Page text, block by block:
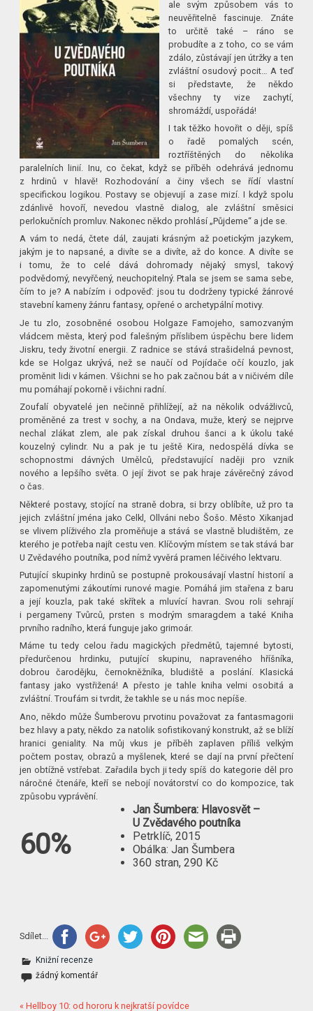
ale svým způsobem vás to
neuvěřitelně fascinuje. Znáte
to určitě také – ráno se
probudíte a z toho, co se vám
zdálo, zůstávají jen útržky a ten
zvláštní osudový pocit… A teď
si představte, že někdo
všechny ty vize zachytí,
shromáždí, uspořádá!
I tak těžko hovořit o ději, spíš
o řadě pomalých scén,
roztříštěných do několika
paralelních linií. Inu, co čekat, když se příběh odehrává jednomu
z hrdinů v hlavě! Rozhodování a činy všech se řídí vlastní
specifickou logikou. Postavy se objevují a zase mizí. I když spolu
zdánlivě hovoří, nevedou vlastně dialog, ale zvláštní směsici
perlokučních promluv. Nakonec někdo prohlásí „Půjdeme“ a jde se.
A vám to nedá, čtete dál, zaujati krásným až poetickým jazykem,
jakým je to napsané, a divíte se a divíte, až do konce. A divíte se
i tomu, že to celé dává dohromady nějaký smysl, takový
podvědomý, nevyřčený, neuchopitelný. Ptala se jsem se sama sebe,
čím to je? A nabízím i odpověď: jsou tu dodrženy typické žánrové
stavební kameny žánru fantasy, opřené o archetypální motivy.
Je tu zlo, zosobněné osobou Holgaze Famojeho, samozvaným
vládcem města, který pod falešným příslibem úspěchu bere lidem
Jiskru, tedy životní energii. Z radnice se stává strašidelná pevnost,
kde se Holgaz ukrývá, než se naučí od Pojídače očí kouzlo, jak
proměnit lidi v kámen. Všichni se ho pak začnou bát a v ničivém díle
mu pomáhají pokorně i všichni radní.
Zoufalí obyvatelé jen nečinně přihlížejí, až na několik odvážlivců,
proměněné za trest v sochy, a na Ondava, muže, který se nejprve
nechal zlákat zlem, ale pak získal druhou šanci a k úkolu také
kouzelný cylindr. Nu a pak je tu ještě Kira, nedospělá dívka se
schopnostmi dávných Umělců, představující naději pro vznik
nového a lepšího světa. O její život se pak hraje závěrečný závod
o čas.
Některé postavy, stojící na straně dobra, si brzy oblíbíte, už pro ta
jejich zvláštní jména jako Celkl, Ollváni nebo Šošo. Město Xikanjad
se vlivem plíživého zla proměňuje a stává se vlastně bludištěm, ze
kterého je potřeba najít cestu ven. Klíčovým místem se tak stává bar
U Zvědavého poutníka, pod nímž vyvěrá pramen léčivého lektvaru.
Putující skupinky hrdinů se postupně prokousávají vlastní historií a
zapomenutými zákoutími runové magie. Pomáhá jim stařena z baru
a její kouzla, pak také skřítek a mluvící havran. Svou roli sehrají
i pergameny Tvůrců, prsten s modrým smaragdem a také Kniha
prvního radního, která funguje jako grimoár.
Máme tu tedy celou řadu magických předmětů, tajemné bytosti,
předurčenou hrdinku, putující skupinu, napraveného hříšníka,
dobrou čarodějku, černokněžníka, bludiště a poslání. Klasická
fantasy jako vystřižená! A přesto je tahle kniha velmi osobitá a
zvláštní. Troufám si tvrdit, že takhle se u nás moc nepíše.
Ano, někdo může Šumberovu prvotinu považovat za fantasmagorii
bez hlavy a paty, někdo za natolik sofistikovaný konstrukt, až se blíží
hranici geniality. Na můj vkus je příběh zaplaven příliš velkým
počtem postav, obrazů a myšlenek, které se dají na první přečtení
jen obtížně vstřebat. Zařadila bych ji tedy spíš do kategorie děl pro
náročné čtenáře, kteří se nebojí novátorství co do kompozice, tak
způsobu vyprávění.
60%
Jan Šumbera: Hlavosvět –
U Zvědavého poutníka
Petrklíč, 2015
Obálka: Jan Šumbera
360 stran, 290 Kč
Sdílet...
Knižní recenze
žádný komentář
« Hellboy 10: od hororu k nejkratší povídce